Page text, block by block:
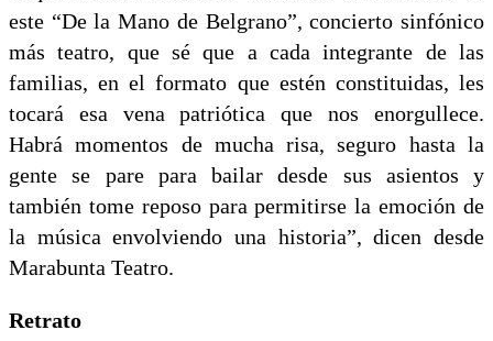
este “De la Mano de Belgrano”, concierto sinfónico
más teatro, que sé que a cada integrante de las
familias, en el formato que estén constituidas, les
tocará esa vena patriótica que nos enorgullece.
Habrá momentos de mucha risa, seguro hasta la
gente se pare para bailar desde sus asientos y
también tome reposo para permitirse la emoción de
la música envolviendo una historia”, dicen desde
Marabunta Teatro.
Retrato